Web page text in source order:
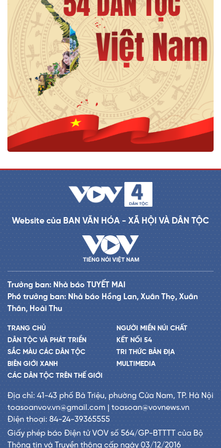
Website của BAN VĂN HÓA - XÃ HỘI VÀ DÂN TỘC
Trưởng ban: Nhà báo TUYẾT MAI
Phó trưởng ban: Nhà báo Hồng Lan, Xuân Thọ, Xuân
Thân, Hoài Thu
TRANG CHỦ
DÂN TỘC VÀ PHÁT TRIỂN
SẮC MÀU CÁC DÂN TỘC
BIÊN GIỚI XANH
CÁC DÂN TỘC TRÊN THẾ GIỚI
NGƯỜI MIỀN NÚI CHẤT
KẾT NỐI 54
TRI THỨC BẢN ĐỊA
MULTIMEDIA
Địa chỉ: 41-43 phố Bà Triệu, phường Cửa Nam, TP. Hà Nội
toasoanvov.vn@gmail.com | toasoan@vovnews.vn
Điện thoại: 84-24-39365555
Giấy phép báo Điện tử VOV số 564/GP-BTTTT của Bộ
Thông tin và Truyền thông cấp ngày 03/12/2016